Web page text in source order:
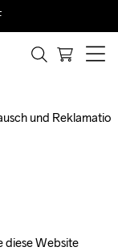
und
diese Website